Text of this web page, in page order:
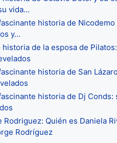
vida…
historia de Nicodemo
y…
historia de la esposa de
historia de San
historia de Dj Conds:
Rodriguez: Quién es Daniela
Rodríguez